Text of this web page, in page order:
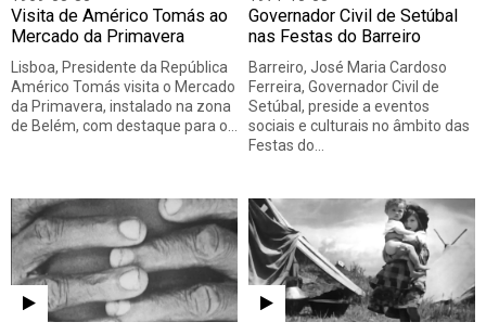
Visita de Américo Tomás ao
Mercado da Primavera
Lisboa, Presidente da República
Américo Tomás visita o Mercado
da Primavera, instalado na zona
de Belém, com destaque para o…
Governador Civil de Setúbal
nas Festas do Barreiro
Barreiro, José Maria Cardoso
Ferreira, Governador Civil de
Setúbal, preside a eventos
sociais e culturais no âmbito das
Festas do…